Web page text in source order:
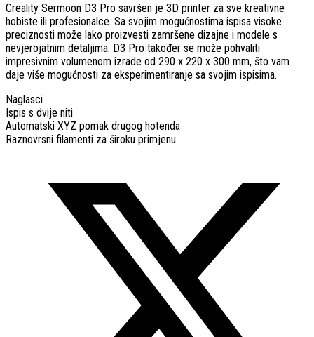
Creality Sermoon D3 Pro savršen je 3D printer za sve kreativne
hobiste ili profesionalce. Sa svojim mogućnostima ispisa visoke
preciznosti može lako proizvesti zamršene dizajne i modele s
nevjerojatnim detaljima. D3 Pro također se može pohvaliti
impresivnim volumenom izrade od 290 x 220 x 300 mm, što vam
daje više mogućnosti za eksperimentiranje sa svojim ispisima.
Naglasci
Ispis s dvije niti
Automatski XYZ pomak drugog hotenda
Raznovrsni filamenti za široku primjenu